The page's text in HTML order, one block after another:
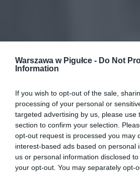
Warszawa w Pigułce - Do Not
Information
If you wish to opt-out of the sale,
processing of your personal or
targeted advertising by us, please use
section to confirm your selection.
opt-out request is processed you may
interest-based ads based on personal
us or personal information disclosed
your opt-out. You may separately opt-